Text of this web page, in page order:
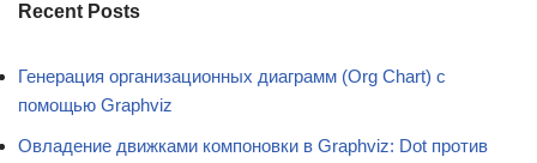
Recent Posts
Генерация организационных диаграмм (Org Chart) с
помощью Graphviz
Овладение движками компоновки в Graphviz: Dot против